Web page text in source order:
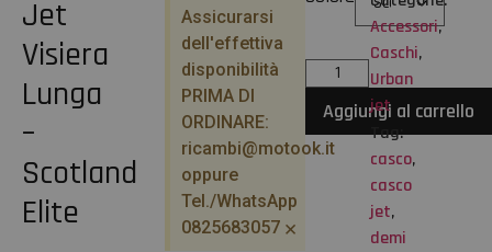
Jet
Visiera
Lunga
–
Scotland
Elite
Assicurarsi
dell'effettiva
disponibilità
PRIMA DI
ORDINARE:
ricambi@motook.it
oppure
Tel./WhatsApp
0825683057 ×
Aggiungi al carrello
Accessori,
Caschi,
Urban
jet
Tag:
casco,
casco
jet,
demi